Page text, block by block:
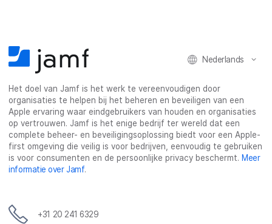
b
o
o
k
t
e
e
d
I
n
-
a
i
l
Nederlands
Het doel van Jamf is het werk te vereenvoudigen door
organisaties te helpen bij het beheren en beveiligen van een
Apple ervaring waar eindgebruikers van houden en organisaties
op vertrouwen. Jamf is het enige bedrijf ter wereld dat een
complete beheer- en beveiligingsoplossing biedt voor een Apple-
first omgeving die veilig is voor bedrijven, eenvoudig te gebruiken
is voor consumenten en de persoonlijke privacy beschermt. Meer
informatie over Jamf.
+31 20 241 6329